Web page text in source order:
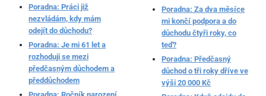
Poradna: Práci již
nezvládám, kdy mám
odejít do důchodu?
Poradna: Je mi 61 let a
rozhoduji se mezi
předčasným důchodem a
předdůchodem
Poradna: Za dva měsíce
mi končí podpora a do
důchodu čtyři roky, co
teď?
Poradna: Předčasný
důchod o tři roky dříve ve
výši 20 000 Kč